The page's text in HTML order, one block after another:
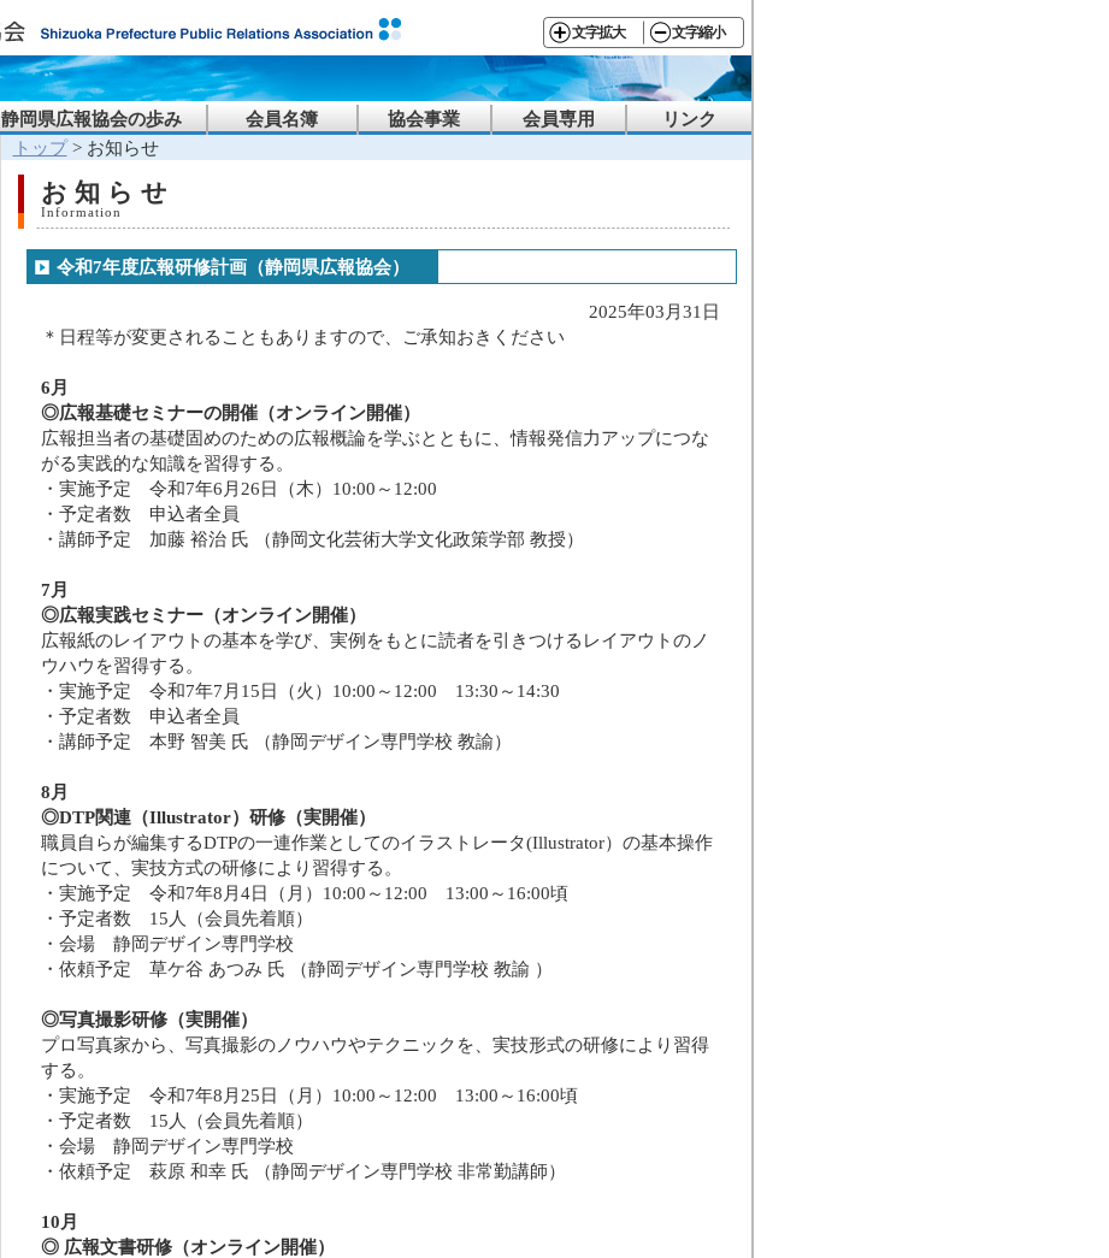
文字拡大 文字縮小
静岡県広報協会の歩み 会員名簿 協会事業 会員専用
リンク
トップ> お知らせ
お知らせ
Information
令和7年度広報研修計画（静岡県広報協会）
2025年03月31日
＊日程等が変更されることもありますので、ご承知おきください
6月
◎広報基礎セミナーの開催（オンライン開催）
広報担当者の基礎固めのための広報概論を学ぶとともに、情報発信力アップにつな
がる実践的な知識を習得する。
・実施予定 令和7年6月26日（木）10:00～12:00
・予定者数 申込者全員
・講師予定 加藤 裕治 氏 （静岡文化芸術大学文化政策学部 教授）
7月
◎広報実践セミナー（オンライン開催）
広報紙のレイアウトの基本を学び、実例をもとに読者を引きつけるレイアウトのノ
ウハウを習得する。
・実施予定 令和7年7月15日（火）10:00～12:00 13:30～14:30
・予定者数 申込者全員
・講師予定 本野 智美 氏 （静岡デザイン専門学校 教諭）
8月
◎DTP関連（Illustrator）研修（実開催）
職員自らが編集するDTPの一連作業としてのイラストレータ(Illustrator）の基本操作
について、実技方式の研修により習得する。
・実施予定 令和7年8月4日（月）10:00～12:00 13:00～16:00頃
・予定者数 15人（会員先着順）
・会場 静岡デザイン専門学校
・依頼予定 草ケ谷 あつみ 氏 （静岡デザイン専門学校 教諭 ）
◎写真撮影研修（実開催）
プロ写真家から、写真撮影のノウハウやテクニックを、実技形式の研修により習得
する。
・実施予定 令和7年8月25日（月）10:00～12:00 13:00～16:00頃
・予定者数 15人（会員先着順）
・会場 静岡デザイン専門学校
・依頼予定 萩原 和幸 氏 （静岡デザイン専門学校 非常勤講師）
10月
◎ 広報文書研修（オンライン開催）